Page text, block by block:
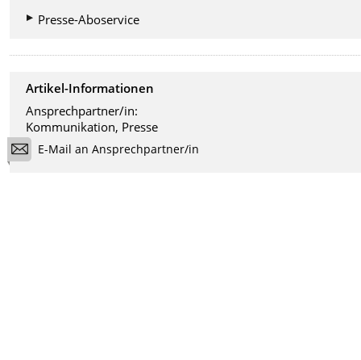
Presse-Aboservice
Artikel-Informationen
Ansprechpartner/in:
Kommunikation, Presse
E-Mail an Ansprechpartner/in